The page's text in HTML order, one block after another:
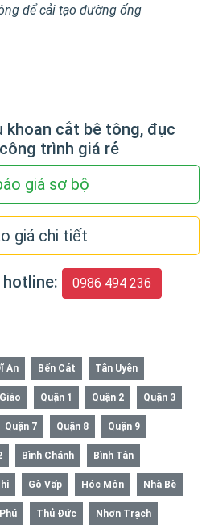
để cải tạo đường ống
khoan cắt bê tông, đục
trình giá rẻ
giá sơ bộ
giá chi tiết
0986 494 236
An Bến Cát Tân Uyên
Quận 1 Quận 2 Quận 3
Quận 7 Quận 8 Quận 9
Bình Chánh Bình Tân
Gò Vấp Hóc Môn Nhà Bè
Thủ Đức Nhơn Trạch